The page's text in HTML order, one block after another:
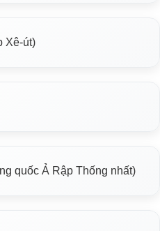
Xê-út)
quốc Ả Rập Thống nhất)